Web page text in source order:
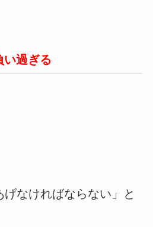
過ぎる
げなければならない」と